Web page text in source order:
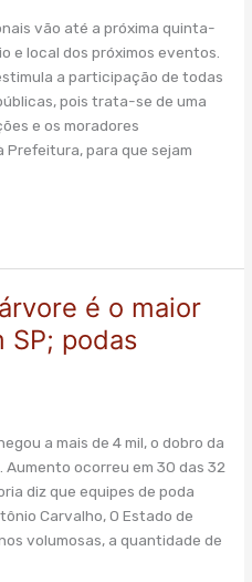
vão até a próxima quinta-
e local dos próximos eventos.
a participação de todas
pois trata-se de uma
e os moradores
Prefeitura, para que sejam
é o maior
SP; podas
a mais de 4 mil, o dobro da
ocorreu em 30 das 32
diz que equipes de poda
Carvalho, O Estado de
volumosas, a quantidade de